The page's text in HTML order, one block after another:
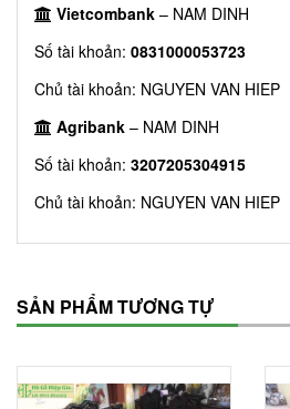
Vietcombank – NAM DINH
Số tài khoản: 0831000053723
Chủ tài khoản: NGUYEN VAN HIEP
Agribank – NAM DINH
Số tài khoản: 3207205304915
Chủ tài khoản: NGUYEN VAN HIEP
SẢN PHẨM TƯƠNG TỰ